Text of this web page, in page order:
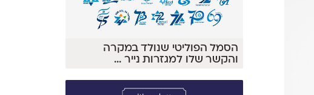
הסמל הפוליטי שנולד במקרה
והקשר שלו למגזרות נייר ...